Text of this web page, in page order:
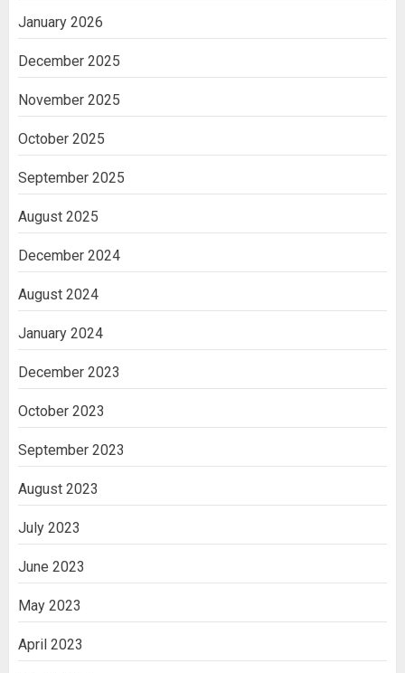
January 2026
December 2025
November 2025
October 2025
September 2025
August 2025
December 2024
August 2024
January 2024
December 2023
October 2023
September 2023
August 2023
July 2023
June 2023
May 2023
April 2023